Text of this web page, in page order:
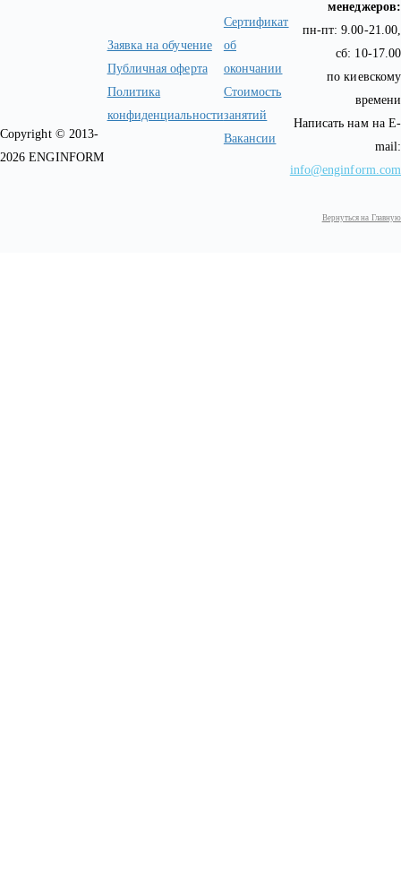
Copyright © 2013-
2026 ENGINFORM
Заявка на обучение
Публичная оферта
Политика
конфиденциальности
Сертификат
об
окончании
Стоимость
занятий
Вакансии
менеджеров:
пн-пт: 9.00-21.00,
сб: 10-17.00
по киевскому
времени
Написать нам на E-
mail:
info@enginform.com
Вернуться на Главную